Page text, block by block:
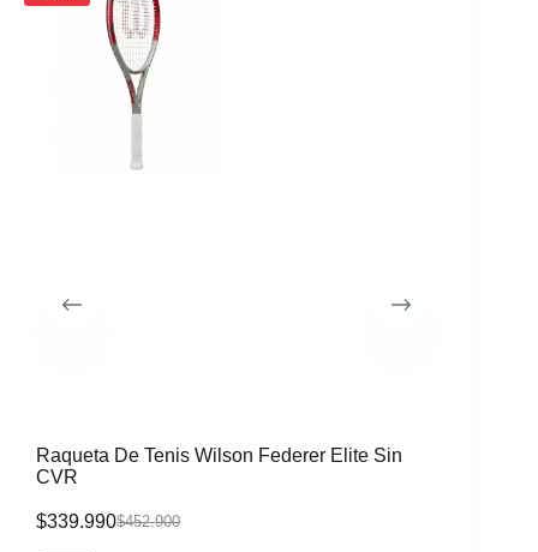
Raqueta De Tenis Wilson Federer Elite Sin
CVR
$452.900
$339.990